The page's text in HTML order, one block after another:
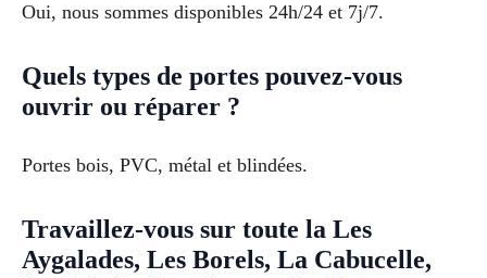
Oui, nous sommes disponibles 24h/24 et 7j/7.
Quels types de portes pouvez-vous
ouvrir ou réparer ?
Portes bois, PVC, métal et blindées.
Travaillez-vous sur toute la Les
Aygalades, Les Borels, La Cabucelle,